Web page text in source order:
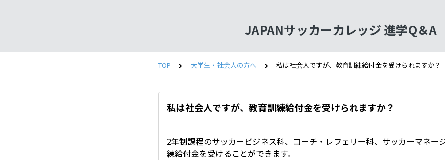
JAPANサッカーカレッジ 進学Q＆A
TOP 大学生・社会人の方へ 私は社会人ですが、教育訓練給付金を受けられますか？
私は社会人ですが、教育訓練給付金を受けられますか？
2年制課程のサッカービジネス科、コーチ・レフェリー科、サッカーマネー
練給付金を受けることができます。